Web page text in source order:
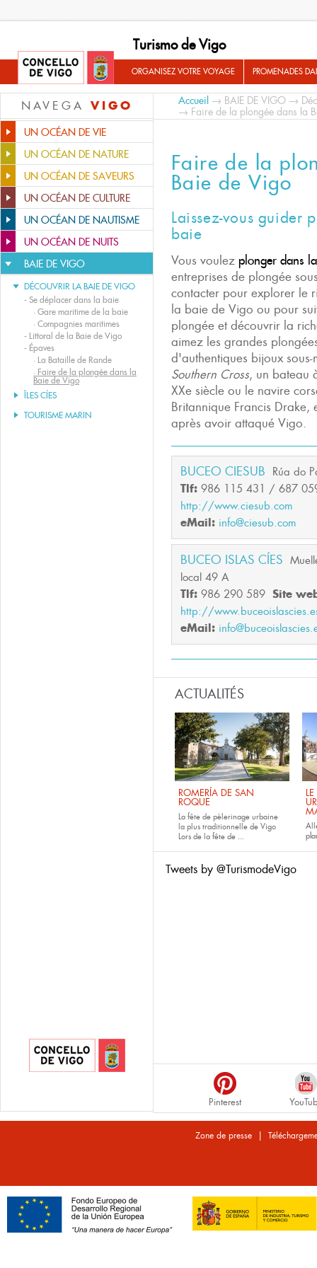
Turismo de Vigo
ORGANISEZ VOTRE VOYAGE PROMENADES
NAVEGA VIGO
UN OCÉAN DE VIE
UN OCÉAN DE NATURE
UN OCÉAN DE SAVEURS
UN OCÉAN DE CULTURE
UN OCÉAN DE NAUTISME
UN OCÉAN DE NUITS
BAIE DE VIGO
DÉCOUVRIR LA BAIE DE VIGO
- Se déplacer dans la baie
· Gare maritime de la baie
· Compagnies maritimes
- Littoral de la Baie de Vigo
- Épaves
· La Bataille de Rande
· Faire de la plongée dans la
Baie de Vigo
ÎLES CÍES
TOURISME MARIN
Accueil → BAIE DE VIGO →
→ Faire de la plongée dans la
Faire de la
Baie de Vigo
Laissez-vous guider
baie
Vous voulez plonger dans
entreprises de plongée
contacter pour explorer le
la baie de Vigo ou pour
plongée et découvrir la
aimez les grandes
d'authentiques bijoux
Southern Cross, un bateau
XXe siècle ou le navire
Britannique Francis
après avoir attaqué Vigo.
BUCEO CIESUB Rúa do
Tlf: 986 115 431 / 687
http://www.ciesub.com
eMail: info@ciesub.com
BUCEO ISLAS CÍES
local 49 A
Tlf: 986 290 589 Site
http://
eMail:
ACTUALITÉS
ROMERÍA DE SAN
ROQUE
La fête de pèlerinage urbaine
la plus traditionnelle de Vigo
Lors de la fête de ...
Tweets by @TurismodeVigo
Pinterest
Zone de presse |